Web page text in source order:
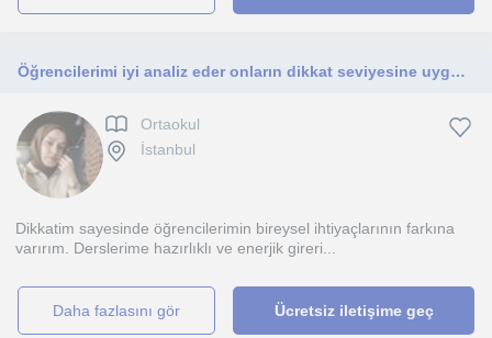
Öğrencilerimi iyi analiz eder onların dikkat seviyesine uygun tonlama ve ders içerikleri ile dersime devam ederim
Ortaokul
İstanbul
Dikkatim sayesinde öğrencilerimin bireysel ihtiyaçlarının farkına
varırım. Derslerime hazırlıklı ve enerjik gireri...
daha fazlasını gör Ücretsiz iletişime geç